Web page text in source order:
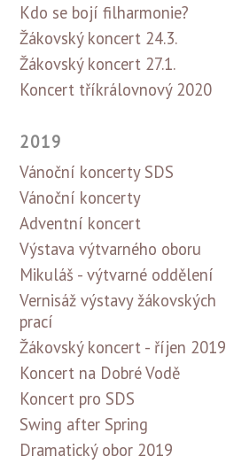
Kdo se bojí filharmonie?
Žákovský koncert 24.3.
Žákovský koncert 27.1.
Koncert tříkrálovnový 2020
2019
Vánoční koncerty SDS
Vánoční koncerty
Adventní koncert
Výstava výtvarného oboru
Mikuláš - výtvarné oddělení
Vernisáž výstavy žákovských
prací
Žákovský koncert - říjen 2019
Koncert na Dobré Vodě
Koncert pro SDS
Swing after Spring
Dramatický obor 2019